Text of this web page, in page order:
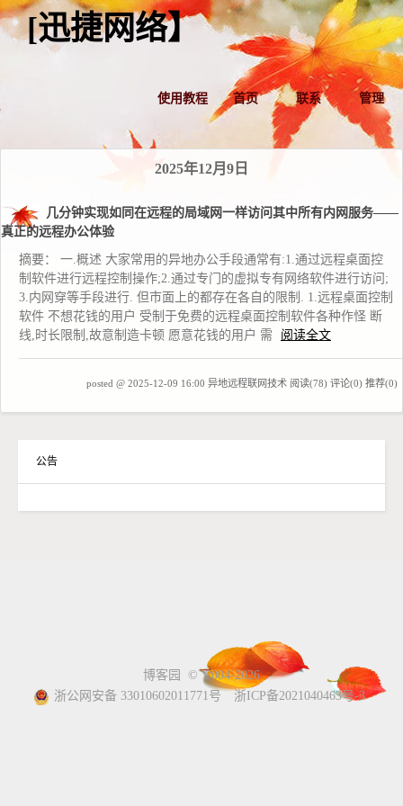
[迅捷网络】
使用教程 首页 联系 管理
2025年12月9日
几分钟实现如同在远程的局域网一样访问其中所有内网服务——
真正的远程办公体验
摘要： 一.概述 大家常用的异地办公手段通常有:1.通过远程桌面控
制软件进行远程控制操作;2.通过专门的虚拟专有网络软件进行访问;
3.内网穿等手段进行. 但市面上的都存在各自的限制. 1.远程桌面控制
软件 不想花钱的用户 受制于免费的远程桌面控制软件各种作怪 断
线,时长限制,故意制造卡顿 愿意花钱的用户 需
阅读全文
posted @ 2025-12-09 16:00 异地远程联网技术 阅读(78) 评论(0) 推荐(0)
公告
博客园
© 2004-2026
浙公网安备 33010602011771号
浙ICP备2021040463号-3